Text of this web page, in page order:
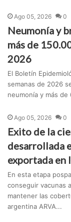
Ago 05, 2026 0
Neumonía y
más de
2026
El Boletín
semanas de 2026
neumonía y más
Ago 05, 2026 0
Exito de la
desarrollada
exportada en
En esta etapa
conseguir vacunas
mantener las
argentina ARVA...